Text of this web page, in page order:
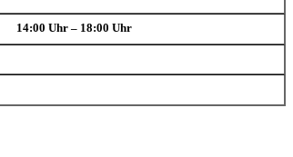
14:00 Uhr – 18:00 Uhr